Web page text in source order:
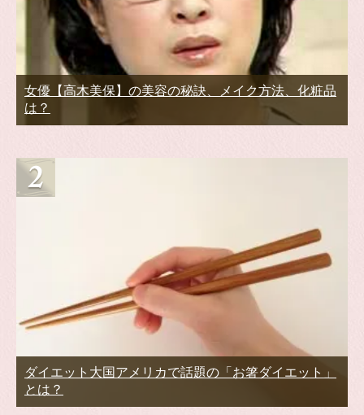
女優【高木美保】の美容の秘訣、メイク方法、化粧品
は？
ダイエット大国アメリカで話題の「お箸ダイエット」
とは？